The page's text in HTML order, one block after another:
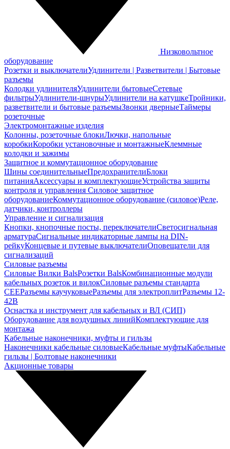
Низковольтное
оборудование
Розетки и выключателиУдлинители | Разветвители | Бытовые
разъемы
Колодки удлинителяУдлинители бытовыеСетевые
фильтрыУдлинители-шнурыУдлинители на катушкеТройники,
разветвители и бытовые разъемыЗвонки дверныеТаймеры
розеточные
Электромонтажные изделия
Колонны, розеточные блокиЛючки, напольные
коробкиКоробки установочные и монтажныеКлеммные
колодки и зажимы
Защитное и коммутационное оборудование
Шины соединительныеПредохранителиБлоки
питанияАксессуары и комплектующиеУстройства защиты
контроля и управления Силовое защитное
оборудованиеКоммутационное оборудование (силовое)Реле,
датчики, контроллеры
Управление и сигнализация
Кнопки, кнопочные посты, переключателиСветосигнальная
арматураСигнальные индикаторные лампы на DIN-
рейкуКонцевые и путевые выключателиОповещатели для
сигнализаций
Силовые разъемы
Силовые Вилки BalsРозетки BalsКомбинационные модули
кабельных розеток и вилокСиловые разъемы стандарта
CEEРазъемы каучуковыеРазъемы для электроплитРазъемы 12-
42В
Оснастка и инструмент для кабельных и ВЛ (СИП)
Оборудование для воздушных линийКомплектующие для
монтажа
Кабельные наконечники, муфты и гильзы
Наконечники кабельные силовыеКабельные муфтыКабельные
гильзы | Болтовые наконечники
Акционные товары